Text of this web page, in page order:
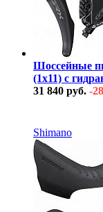
Шоссейные
(1x11) с
31 840 руб. -
Shimano